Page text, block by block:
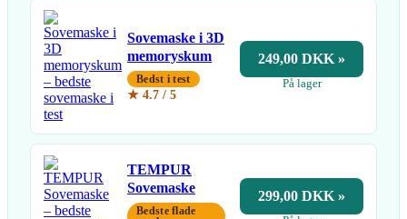
Sovemaske i 3D
memoryskum
Bedst i test
★ 4.7 / 5
249,00 DKK »
På lager
TEMPUR
Sovemaske
Bedste flade
299,00 DKK »